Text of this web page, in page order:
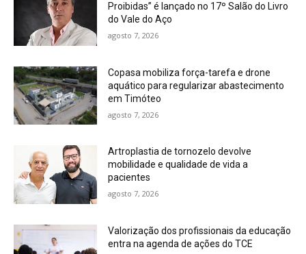
Proibidas” é lançado no 17º Salão do Livro
do Vale do Aço
agosto 7, 2026
Copasa mobiliza força-tarefa e drone
aquático para regularizar abastecimento
em Timóteo
agosto 7, 2026
Artroplastia de tornozelo devolve
mobilidade e qualidade de vida a
pacientes
agosto 7, 2026
Valorização dos profissionais da educação
entra na agenda de ações do TCE